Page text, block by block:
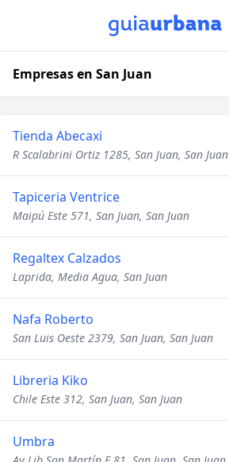
Empresas en San Juan
Tienda Abecaxi
R Scalabrini Ortiz 1285, San Juan, San Juan
Tapiceria Ventrice
Maipú Este 571, San Juan, San Juan
Regaltex Calzados
Laprida, Media Agua, San Juan
Nafa Roberto
San Luis Oeste 2379, San Juan, San Juan
Libreria Kiko
Chile Este 312, San Juan, San Juan
Umbra